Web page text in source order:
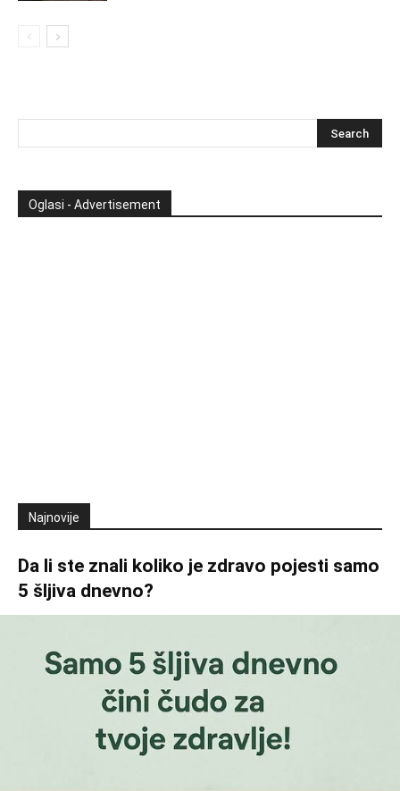
Oglasi - Advertisement
Najnovije
Da li ste znali koliko je zdravo pojesti samo
5 šljiva dnevno?